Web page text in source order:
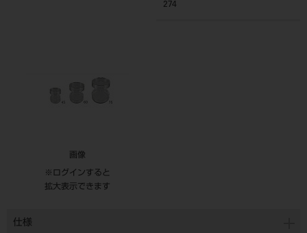
274
画像
※ログインすると
拡大表示できます
仕様